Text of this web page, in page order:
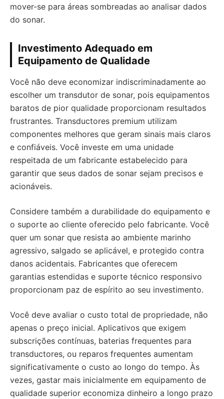
mover-se para áreas sombreadas ao analisar dados
do sonar.
Investimento Adequado em
Equipamento de Qualidade
Você não deve economizar indiscriminadamente ao
escolher um transdutor de sonar, pois equipamentos
baratos de pior qualidade proporcionam resultados
frustrantes. Transductores premium utilizam
componentes melhores que geram sinais mais claros
e confiáveis. Você investe em uma unidade
respeitada de um fabricante estabelecido para
garantir que seus dados de sonar sejam precisos e
acionáveis.
Considere também a durabilidade do equipamento e
o suporte ao cliente oferecido pelo fabricante. Você
quer um sonar que resista ao ambiente marinho
agressivo, salgado se aplicável, e protegido contra
danos acidentais. Fabricantes que oferecem
garantias estendidas e suporte técnico responsivo
proporcionam paz de espírito ao seu investimento.
Você deve avaliar o custo total de propriedade, não
apenas o preço inicial. Aplicativos que exigem
subscrições contínuas, baterias frequentes para
transductores, ou reparos frequentes aumentam
significativamente o custo ao longo do tempo. Às
vezes, gastar mais inicialmente em equipamento de
qualidade superior economiza dinheiro a longo prazo